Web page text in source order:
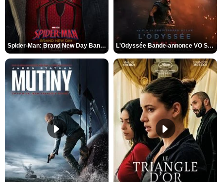
Spider-Man: Brand New Day Bande-annonce VO STFR L'Odyssée Bande-annonce VO STFR